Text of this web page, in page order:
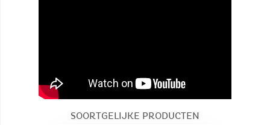
SOORTGELIJKE PRODUCTEN